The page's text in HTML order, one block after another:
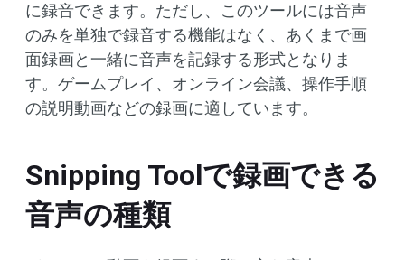
に録音できます。ただし、このツールには音声
のみを単独で録音する機能はなく、あくまで画
面録画と一緒に音声を記録する形式となりま
す。ゲームプレイ、オンライン会議、操作手順
の説明動画などの録画に適しています。
Snipping Toolで録画できる
音声の種類